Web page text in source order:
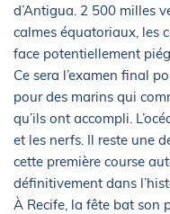
d’Antigua. 2 500 milles
calmes équatoriaux, les
face potentiellement
Ce sera l’examen final
pour des marins qui
qu’ils ont accompli.
et les nerfs. Il reste une
cette première course
définitivement dans
À Recife, la fête bat son